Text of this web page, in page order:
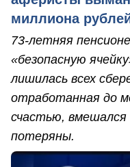
миллиона
73-летняя
«безопасную
лишилась всех
отработанная до
счастью, вмешался
потеряны.